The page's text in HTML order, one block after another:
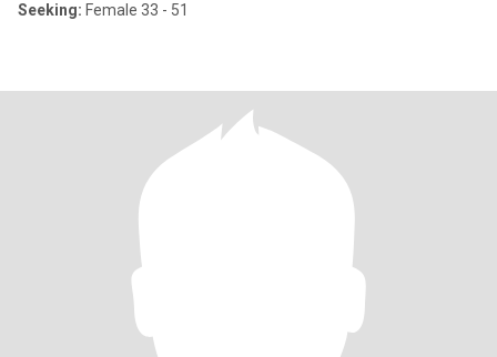
Seeking: Female 33 - 51